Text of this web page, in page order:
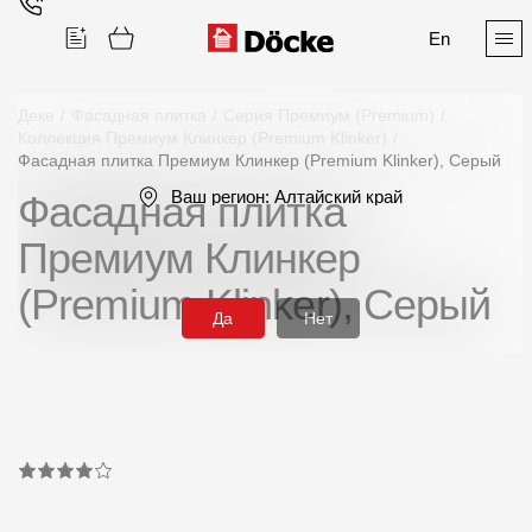
En
Поиск
Сайдинг
Фасадная плитка Премиум Клинкер (Premium Klinker), Серый
Фасадная плитка
Премиум Клинкер
(Premium Klinker), Серый
Ваш регион: Алтайский край
Да Нет